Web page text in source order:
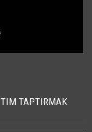
TAPTIRMAK